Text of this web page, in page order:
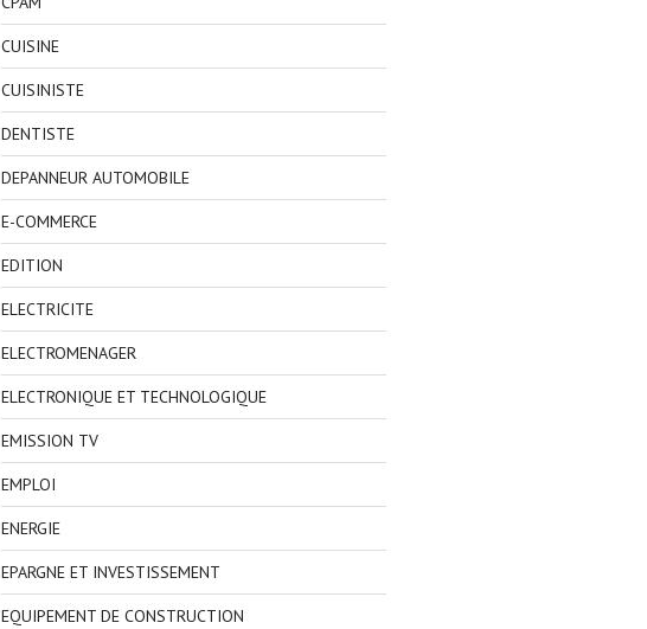
CUISINE
CUISINISTE
DENTISTE
DEPANNEUR AUTOMOBILE
E-COMMERCE
EDITION
ELECTRICITE
ELECTROMENAGER
ELECTRONIQUE ET TECHNOLOGIQUE
EMISSION TV
EMPLOI
ENERGIE
EPARGNE ET INVESTISSEMENT
EQUIPEMENT DE CONSTRUCTION